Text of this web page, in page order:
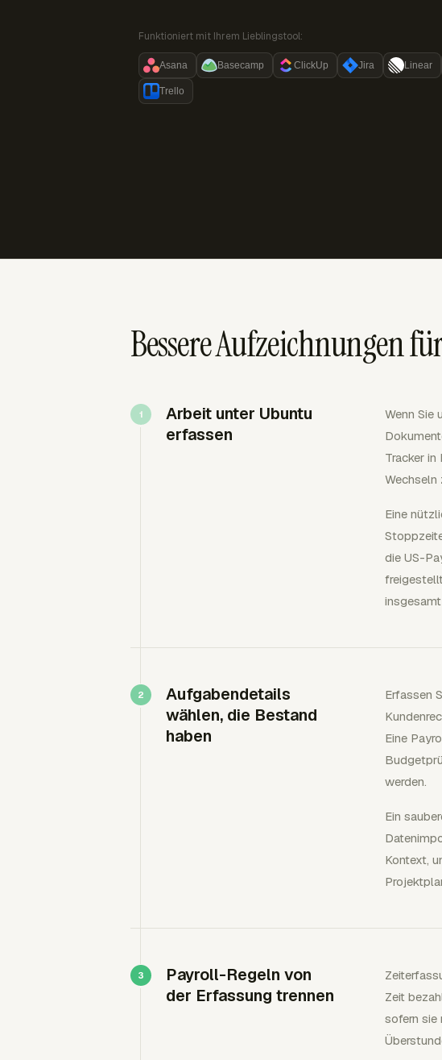
Funktioniert mit Ihrem Lieblingstool:
Asana Basecamp ClickUp Jira Linear
Trello
Bessere Aufzeichnungen
Arbeit unter Ubuntu
erfassen
Wenn Sie
Tracker
Wechseln
Eine
die US-
Aufgabendetails
wählen, die Bestand
haben
Erfassen
Eine
werden.
Ein
Kontext,
Payroll-Regeln von
der Erfassung trennen
Zeit
sofern